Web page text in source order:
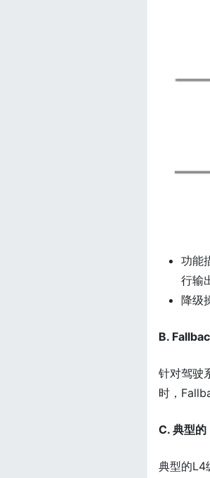
功能
行输
降级
B.
针对驾驶
时，
C. 典型的
典型的L4